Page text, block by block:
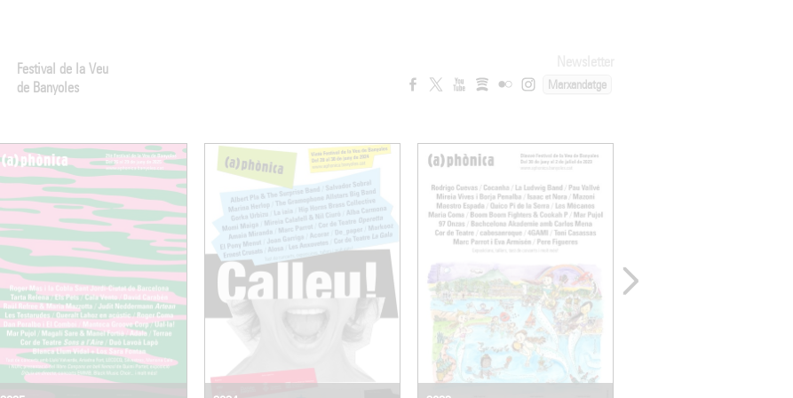
Festival de la Veu
de Banyoles
Marxandatge